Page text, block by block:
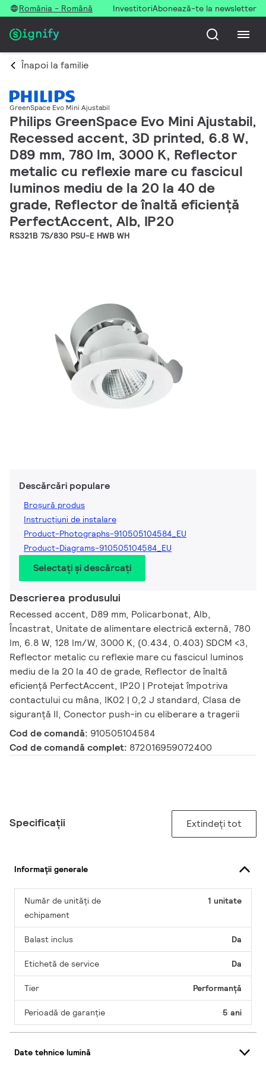
România - Română InvestitoriAbonează-te la newsletter
Înapoi la familie
GreenSpace Evo Mini Ajustabil
Philips GreenSpace Evo Mini Ajustabil,
Recessed accent, 3D printed, 6.8 W,
D89 mm, 780 lm, 3000 K, Reflector
metalic cu reflexie mare cu fascicul
luminos mediu de la 20 la 40 de
grade, Reflector de înaltă eficiență
PerfectAccent, Alb, IP20
RS321B 7S/830 PSU-E HWB WH
Descărcări populare
Broșură produs
Instrucțiuni de instalare
Product-Photographs-910505104584_EU
Product-Diagrams-910505104584_EU
Selectați și descărcați
Descrierea produsului
Recessed accent, D89 mm, Policarbonat, Alb,
Încastrat, Unitate de alimentare electrică externă, 780
lm, 6.8 W, 128 lm/W, 3000 K, (0.434, 0.403) SDCM <3,
Reflector metalic cu reflexie mare cu fascicul luminos
mediu de la 20 la 40 de grade, Reflector de înaltă
eficiență PerfectAccent, IP20 | Protejat împotriva
contactului cu mâna, IK02 | 0,2 J standard, Clasa de
siguranță II, Conector push-in cu eliberare a tragerii
Cod de comandă: 910505104584
Cod de comandă complet: 872016959072400
Specificații Extindeți tot
Informații generale
Număr de unități de
echipament
1 unitate
Balast inclus Da
Etichetă de service Da
Tier Performanță
Perioadă de garanţie 5 ani
Date tehnice lumină